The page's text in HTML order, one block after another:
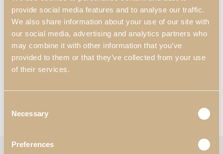
provide social media features and to analyse our traffic.
We also share information about your use of our site with
our social media, advertising and analytics partners who
may combine it with other information that you’ve
provided to them or that they’ve collected from your use
of their services.
Selection
Necessary
Preferences
Dimensiones:
3000 mm x 500 mm x 1800 mm
Materiales y Acabados*:
N55 – Blanco Satinado Alto Brillo;
N46 – Roble Rústico.
Consultar Catálogos
Categorías:
Logan